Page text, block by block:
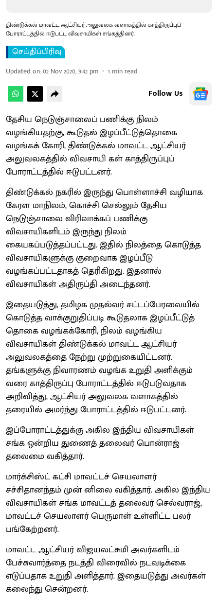
திண்டுக்கல் மாவட்ட ஆட்சியர் அலுவலக வளாகத்தில் காத்திருப்புப்
போராட்டத்தில் ஈடுபட்ட விவசாயிகள் சங்கத்தினர்.
செய்திப்பிரிவு
Updated on:02 Nov 2020, 9:42 pm 1 min read
Follow Us
தேசிய நெடுஞ்சாலைப் பணிக்கு நிலம்
வழங்கியதற்கு, கூடுதல் இழப்பீட்டுத்தொகை
வழங்கக் கோரி, திண்டுக்கல் மாவட்ட ஆட்சியர்
அலுவலகத்தில் விவசாயி கள் காத்திருப்புப்
போராட்டத்தில் ஈடுபட்டனர்.
திண்டுக்கல் நகரில் இருந்து பொள்ளாச்சி வழியாக
கேரள மாநிலம், கொச்சி செல்லும் தேசிய
நெடுஞ்சாலை விரிவாக்கப் பணிக்கு
விவசாயிகளிடம் இருந்து நிலம்
கையகப்படுத்தப்பட்டது. இதில் நிலத்தை கொடுத்த
விவசாயிகளுக்கு குறைவாக இழப்பீடு
வழங்கப்பட்டதாகத் தெரிகிறது. இதனால்
விவசாயிகள் அதிருப்தி அடைந்தனர்.
இதையடுத்து, தமிழக முதல்வர் சட்டப்பேரவையில்
கொடுத்த வாக்குறுதிப்படி கூடுதலாக இழப்பீட்டுத்
தொகை வழங்கக்கோரி, நிலம் வழங்கிய
விவசாயிகள் திண்டுக்கல் மாவட்ட ஆட்சியர்
அலுவலகத்தை நேற்று முற்றுகையிட்டனர்.
தங்களுக்கு நிவாரணம் வழங்க உறுதி அளிக்கும்
வரை காத்திருப்பு போராட்டத்தில் ஈடுபடுவதாக
அறிவித்து, ஆட்சியர் அலுவலக வளாகத்தில்
தரையில் அமர்ந்து போராட்டத்தில் ஈடுபட்டனர்.
இப்போராட்டத்துக்கு அகில இந்திய விவசாயிகள்
சங்க ஒன்றிய துணைத் தலைவர் பொன்ராஜ்
தலைமை வகித்தார்.
மார்க்சிஸ்ட் கட்சி மாவட்டச் செயலாளர்
சச்சிதானந்தம் முன் னிலை வகித்தார். அகில இந்திய
விவசாயிகள் சங்க மாவட்டத் தலைவர் செல்வராஜ்,
மாவட்டச் செயலாளர் பெருமாள் உள்ளிட்ட பலர்
பங்கேற்றனர்.
மாவட்ட ஆட்சியர் விஜயலட்சுமி அவர்களிடம்
பேச்சுவார்த்தை நடத்தி விரைவில் நடவடிக்கை
எடுப்பதாக உறுதி அளித்தார். இதையடுத்து அவர்கள்
கலைந்து சென்றனர்.